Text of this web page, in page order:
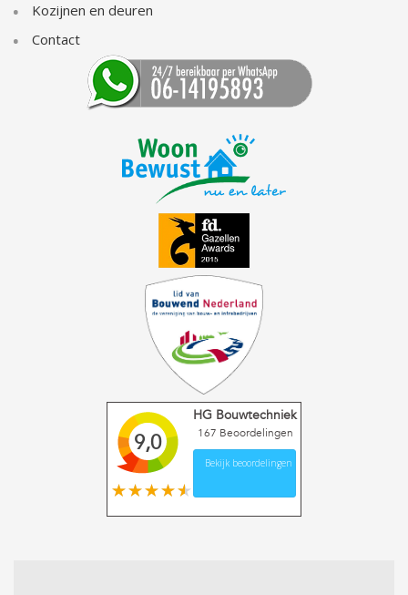
Kozijnen en deuren
Contact
9,0
HG Bouwtechniek
167 Beoordelingen
Bekijk beoordelingen